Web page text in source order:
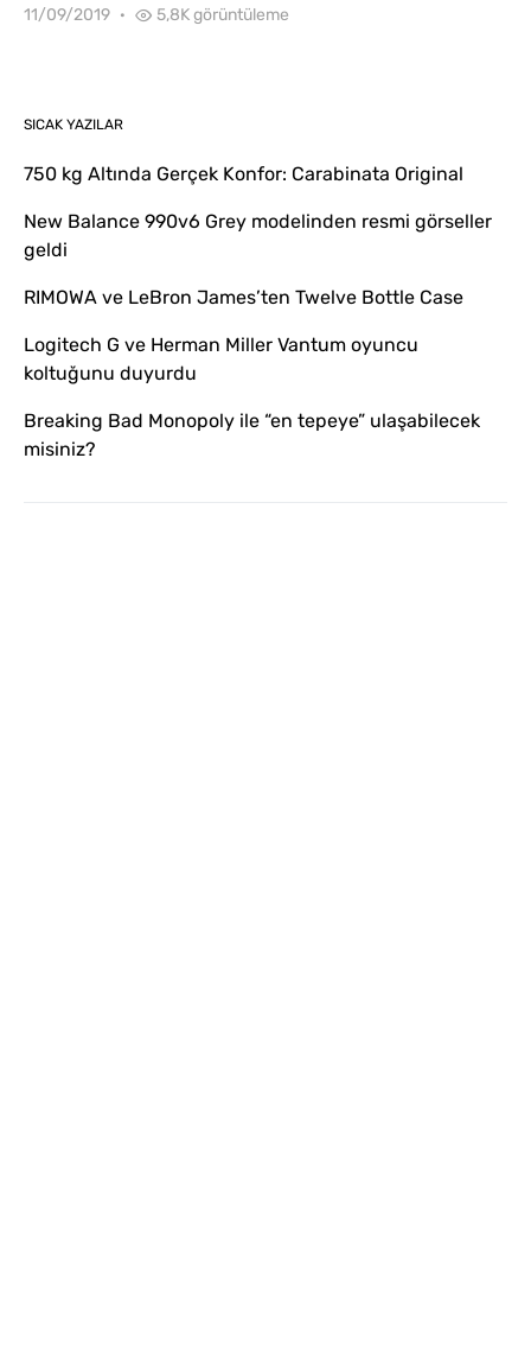
11/09/2019 5,8K görüntüleme
SICAK YAZILAR
750 kg Altında Gerçek Konfor: Carabinata Original
New Balance 990v6 Grey modelinden resmi görseller
geldi
RIMOWA ve LeBron James’ten Twelve Bottle Case
Logitech G ve Herman Miller Vantum oyuncu
koltuğunu duyurdu
Breaking Bad Monopoly ile “en tepeye” ulaşabilecek
misiniz?